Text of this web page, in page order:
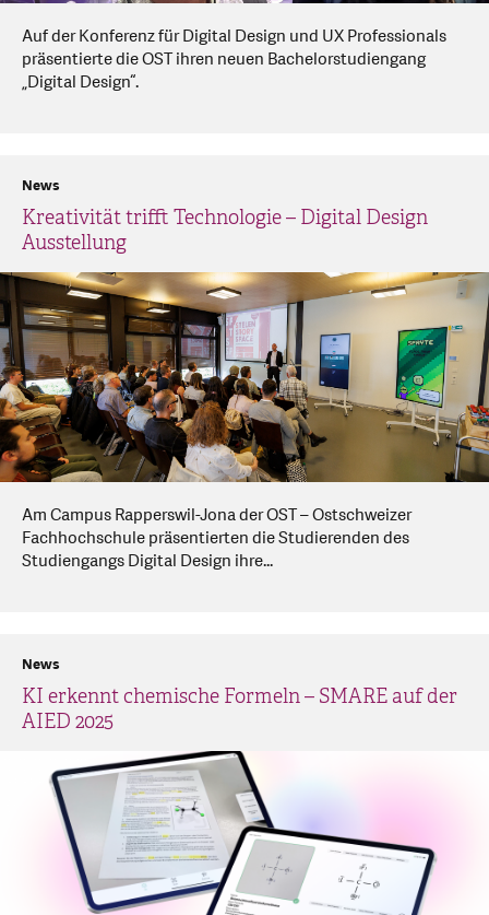
Auf der Konferenz für Digital Design und UX Professionals
präsentierte die OST ihren neuen Bachelorstudiengang
„Digital Design“.
Kreativität trifft Technologie – Digital Design
Ausstellung
News
Am Campus Rapperswil-Jona der OST – Ostschweizer
Fachhochschule präsentierten die Studierenden des
Studiengangs Digital Design ihre...
KI erkennt chemische Formeln – SMARE auf der
AIED 2025
News